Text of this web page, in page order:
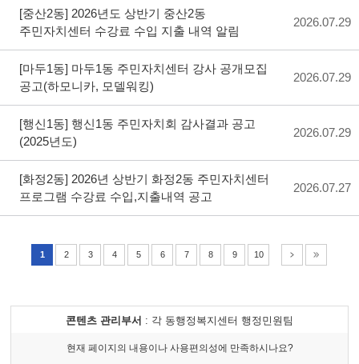
[중산2동] 2026년도 상반기 중산2동
주민자치센터 수강료 수입 지출 내역 알림
2026.07.29
[마두1동] 마두1동 주민자치센터 강사 공개모집
공고(하모니카, 모델워킹)
2026.07.29
[행신1동] 행신1동 주민자치회 감사결과 공고
(2025년도)
2026.07.29
[화정2동] 2026년 상반기 화정2동 주민자치센터
프로그램 수강료 수입,지출내역 공고
2026.07.27
1 2 3 4 5 6 7 8 9 10
콘텐츠 관리부서 : 각 동행정복지센터 행정민원팀
현재 페이지의 내용이나 사용편의성에 만족하시나요?